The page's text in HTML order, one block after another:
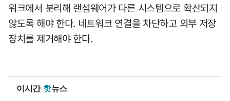
워크에서 분리해 랜섬웨어가 다른 시스템으로 확산되지
않도록 해야 한다. 네트워크 연결을 차단하고 외부 저장
장치를 제거해야 한다.
이시간 핫뉴스